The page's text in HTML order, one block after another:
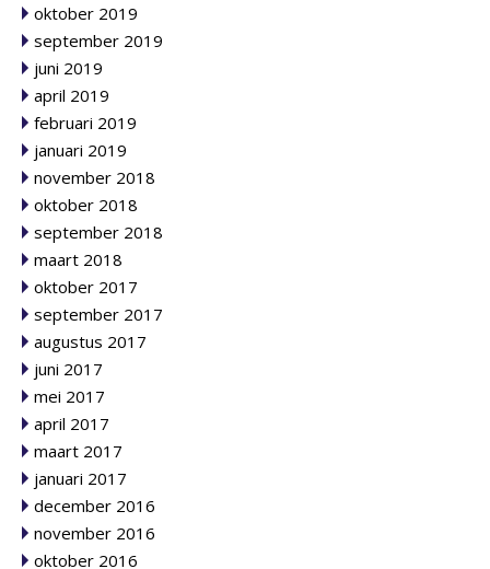
oktober 2019
september 2019
juni 2019
april 2019
februari 2019
januari 2019
november 2018
oktober 2018
september 2018
maart 2018
oktober 2017
september 2017
augustus 2017
juni 2017
mei 2017
april 2017
maart 2017
januari 2017
december 2016
november 2016
oktober 2016